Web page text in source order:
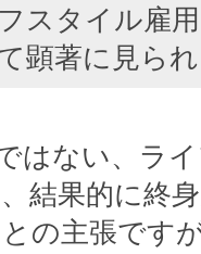
スタイル雇
顕著に見ら
はない、ラ
結果的に終
の主張です